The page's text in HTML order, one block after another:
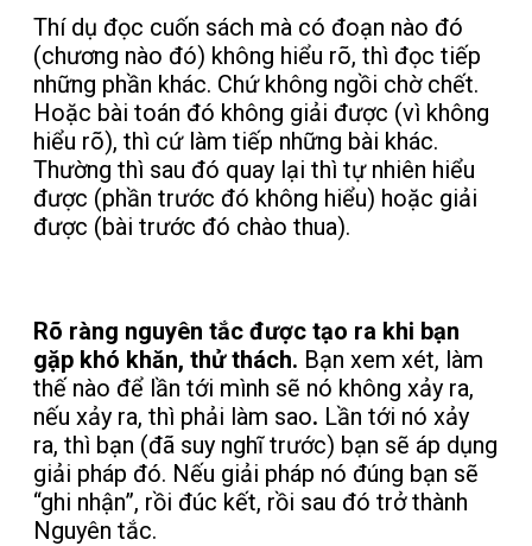
Thí dụ đọc cuốn sách mà có đoạn nào đó
(chương nào đó) không hiểu rõ, thì đọc tiếp
những phần khác. Chứ không ngồi chờ chết.
Hoặc bài toán đó không giải được (vì không
hiểu rõ), thì cứ làm tiếp những bài khác.
Thường thì sau đó quay lại thì tự nhiên hiểu
được (phần trước đó không hiểu) hoặc giải
được (bài trước đó chào thua).
Rõ ràng nguyên tắc được tạo ra khi bạn
gặp khó khăn, thử thách. Bạn xem xét, làm
thế nào để lần tới mình sẽ nó không xảy ra,
nếu xảy ra, thì phải làm sao. Lần tới nó xảy
ra, thì bạn (đã suy nghĩ trước) bạn sẽ áp dụng
giải pháp đó. Nếu giải pháp nó đúng bạn sẽ
“ghi nhận”, rồi đúc kết, rồi sau đó trở thành
Nguyên tắc.